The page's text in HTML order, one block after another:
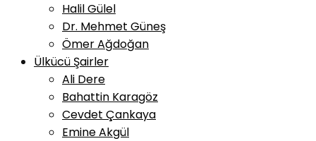
Halil Gülel
Dr. Mehmet Güneş
Ömer Ağdoğan
Ülkücü Şairler
Ali Dere
Bahattin Karagöz
Cevdet Çankaya
Emine Akgül